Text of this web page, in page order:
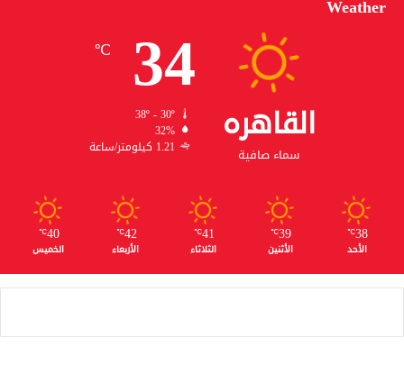
Weather
القاهره
سماء صافية
34
℃
38º - 30º
32%
1.21 كيلومتر/ساعة
38
℃
الأحد
39
℃
الأثنين
41
℃
الثلاثاء
42
℃
الأربعاء
40
℃
الخميس